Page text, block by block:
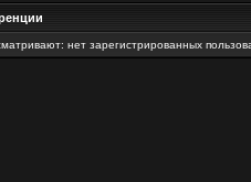
нет зарегистрированных